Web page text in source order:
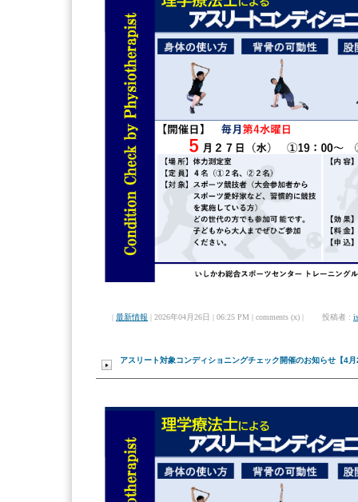
| 最新情報 | 2026年04月26日 | 06:25 PM | comments (x) | 投稿者 :
アスリート対象コンディショニングチェック開催のお知らせ【4